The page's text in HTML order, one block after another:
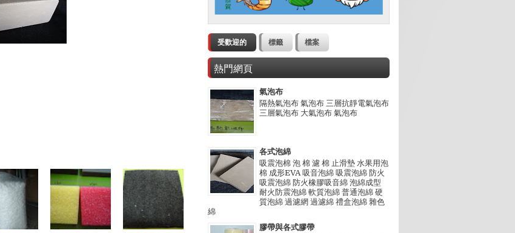
受歡迎的 標籤 檔案
熱門網頁
氣泡布
隔熱氣泡布 氣泡布 三層抗靜電氣泡布
三層氣泡布 大氣泡布 氣泡布
各式泡綿
吸震泡棉 泡 棉 濾 棉 止滑墊 水果用泡
棉 成形EVA 吸音泡綿 吸震泡綿 防火
吸震泡綿 防火橡膠吸音綿 泡綿成型
耐火防震泡綿 軟質泡綿 普通泡綿 硬
質泡綿 過濾網 過濾綿 禮盒泡綿 雜色
綿
膠帶與各式膠帶